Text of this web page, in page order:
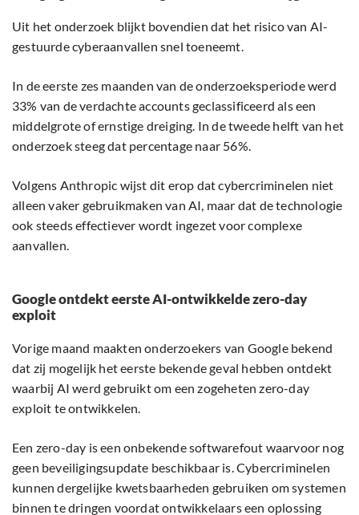
Uit het onderzoek blijkt bovendien dat het risico van AI-
gestuurde cyberaanvallen snel toeneemt.
In de eerste zes maanden van de onderzoeksperiode werd
33% van de verdachte accounts geclassificeerd als een
middelgrote of ernstige dreiging. In de tweede helft van het
onderzoek steeg dat percentage naar 56%.
Volgens Anthropic wijst dit erop dat cybercriminelen niet
alleen vaker gebruikmaken van AI, maar dat de technologie
ook steeds effectiever wordt ingezet voor complexe
aanvallen.
Google ontdekt eerste AI-ontwikkelde zero-day
exploit
Vorige maand maakten onderzoekers van Google bekend
dat zij mogelijk het eerste bekende geval hebben ontdekt
waarbij AI werd gebruikt om een zogeheten zero-day
exploit te ontwikkelen.
Een zero-day is een onbekende softwarefout waarvoor nog
geen beveiligingsupdate beschikbaar is. Cybercriminelen
kunnen dergelijke kwetsbaarheden gebruiken om systemen
binnen te dringen voordat ontwikkelaars een oplossing